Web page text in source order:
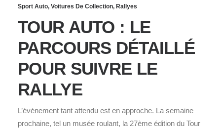
Sport Auto, Voitures De Collection, Rallyes
TOUR AUTO : LE
PARCOURS DÉTAILLÉ
POUR SUIVRE LE
RALLYE
L’événement tant attendu est en approche. La semaine
prochaine, tel un musée roulant, la 27ème édition du Tour